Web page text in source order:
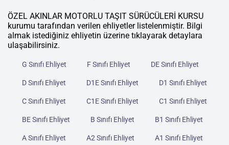
ÖZEL AKINLAR MOTORLU TAŞIT SÜRÜCÜLERİ KURSU
kurumu tarafından verilen ehliyetler listelenmiştir. Bilgi
almak istediğiniz ehliyetin üzerine tıklayarak detaylara
ulaşabilirsiniz.
G Sınıfı Ehliyet F Sınıfı Ehliyet DE Sınıfı Ehliyet
D Sınıfı Ehliyet D1E Sınıfı Ehliyet D1 Sınıfı Ehliyet
C Sınıfı Ehliyet C1E Sınıfı Ehliyet C1 Sınıfı Ehliyet
BE Sınıfı Ehliyet B Sınıfı Ehliyet B1 Sınıfı Ehliyet
A Sınıfı Ehliyet A2 Sınıfı Ehliyet A1 Sınıfı Ehliyet